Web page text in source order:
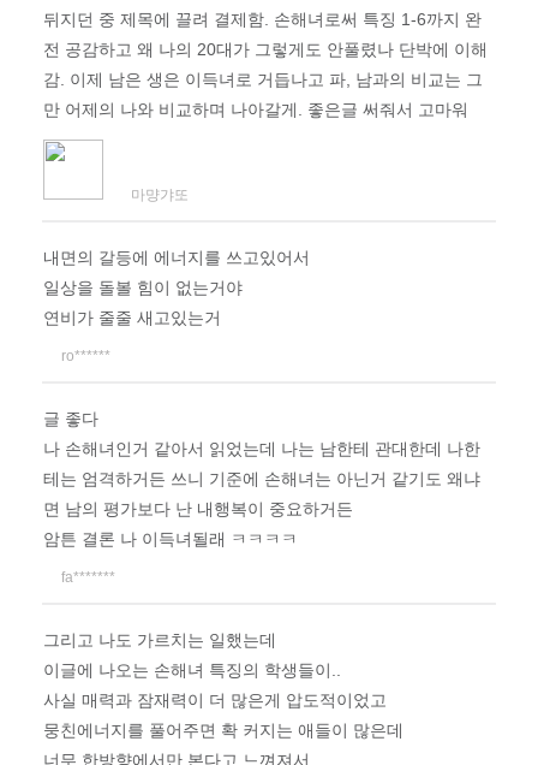
뒤지던 중 제목에 끌려 결제함. 손해녀로써 특징 1-6까지 완
전 공감하고 왜 나의 20대가 그렇게도 안풀렸나 단박에 이해
감. 이제 남은 생은 이득녀로 거듭나고 파, 남과의 비교는 그
만 어제의 나와 비교하며 나아갈게. 좋은글 써줘서 고마워
마먕갸또
내면의 갈등에 에너지를 쓰고있어서
일상을 돌볼 힘이 없는거야
연비가 줄줄 새고있는거
ro******
글 좋다
나 손해녀인거 같아서 읽었는데 나는 남한테 관대한데 나한
테는 엄격하거든 쓰니 기준에 손해녀는 아닌거 같기도 왜냐
면 남의 평가보다 난 내행복이 중요하거든
암튼 결론 나 이득녀될래 ㅋㅋㅋㅋ
fa*******
그리고 나도 가르치는 일했는데
이글에 나오는 손해녀 특징의 학생들이..
사실 매력과 잠재력이 더 많은게 압도적이었고
뭉친에너지를 풀어주면 확 커지는 애들이 많은데
너무 한방향에서만 본다고 느껴져서